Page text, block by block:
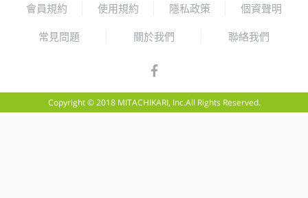
會員規約 使用規約 隱私政策 個資聲明
常見問題 關於我們 聯絡我們
Copyright © 2018 MITACHIKARI, Inc.All Rights Reserved.